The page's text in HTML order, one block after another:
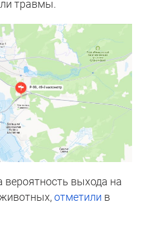
травмы.
выхода на
отметили в